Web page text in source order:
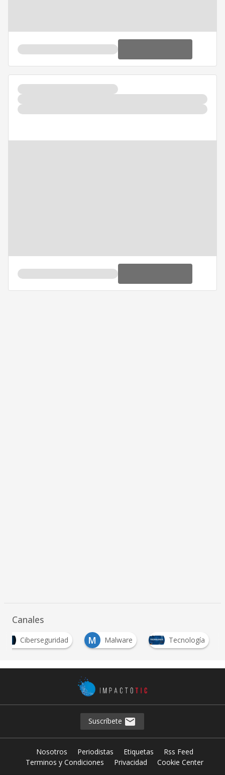
Canales
Ciberseguridad M Malware Tecnología
Suscríbete
Nosotros Periodistas Etiquetas
Rss Feed
Terminos y Condiciones
Privacidad Cookie Center